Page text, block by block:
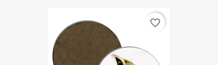
favorite_border